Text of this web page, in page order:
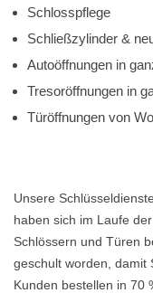
Schlosspflege
Schließzylinder &
Autoöffnungen in
Tresoröffnungen in
Türöffnungen von
Unsere
haben sich im Laufe
Schlössern und Türen
geschult worden, damit
Kunden bestellen in 70